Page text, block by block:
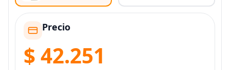
Precio
$ 42.251